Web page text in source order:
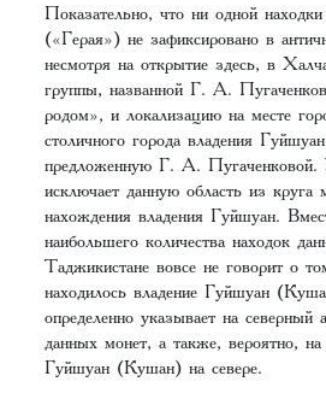
Показательно, что ни одной
(«Герая») не зафиксировано в
несмотря на открытие здесь, в
группы, названной Г. А.
родом», и локализацию на месте
столичного города владения
предложенную Г. А. Пугаченковой.
исключает данную область из круга
нахождения владения Гуйшуан.
наибольшего количества находок
Таджикистане вовсе не говорит о
находилось владение Гуйшуан
определенно указывает на северный
данных монет, а также, вероятно,
Гуйшуан (Кушан) на севере.